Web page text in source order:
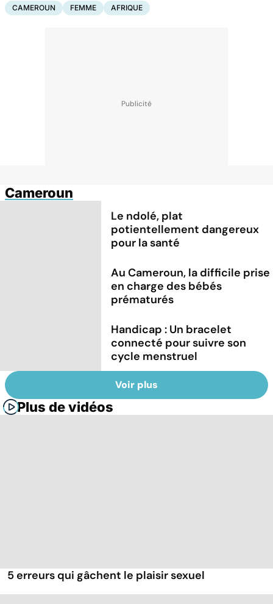
CAMEROUN FEMME AFRIQUE
Cameroun
Le ndolé, plat
potientellement dangereux
pour la santé
Au Cameroun, la difficile prise
en charge des bébés
prématurés
Handicap : Un bracelet
connecté pour suivre son
cycle menstruel
Voir plus
Plus de vidéos
5 erreurs qui gâchent le plaisir sexuel